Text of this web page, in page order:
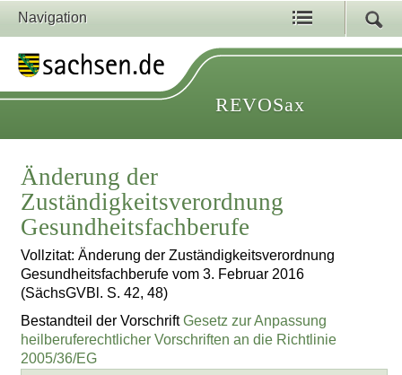
Navigation
REVOSax
Änderung der
Zuständigkeitsverordnung
Gesundheitsfachberufe
Vollzitat: Änderung der Zuständigkeitsverordnung
Gesundheitsfachberufe vom 3. Februar 2016
(SächsGVBl. S. 42, 48)
Bestandteil der VorschriftGesetz zur Anpassung
heilberuferechtlicher Vorschriften an die Richtlinie
2005/36/EG